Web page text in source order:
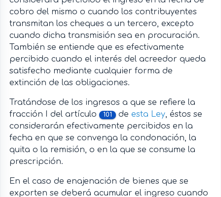
cobro del mismo o cuando los contribuyentes
transmitan los cheques a un tercero, excepto
cuando dicha transmisión sea en procuración.
También se entiende que es efectivamente
percibido cuando el interés del acreedor queda
satisfecho mediante cualquier forma de
extinción de las obligaciones.
Tratándose de los ingresos a que se refiere la
fracción I del artículo
101 de esta Ley, éstos se
considerarán efectivamente percibidos en la
fecha en que se convenga la condonación, la
quita o la remisión, o en la que se consume la
prescripción.
En el caso de enajenación de bienes que se
exporten se deberá acumular el ingreso cuando